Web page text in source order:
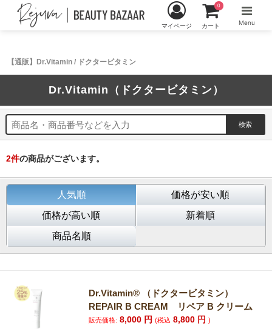
【通販】Dr.Vitamin / ドクタービタミン
マイページ カート
0
Menu
Dr.Vitamin（ドクタービタミン）
2件の商品がございます。
人気順
価格が安い順
価格が高い順
新着順
商品名順
Dr.Vitamin® （ドクタービタミン）
REPAIR B CREAM リペア B クリーム
販売価格: 8,000 円(税込 8,800 円)